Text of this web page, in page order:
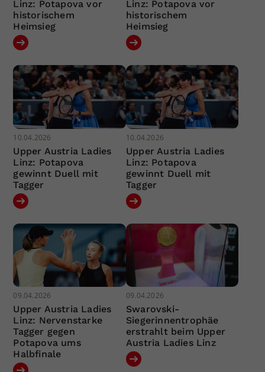
Linz: Potapova vor
historischem
Heimsieg
Linz: Potapova vor
historischem
Heimsieg
10.04.2026
Upper Austria Ladies
Linz: Potapova
gewinnt Duell mit
Tagger
10.04.2026
Upper Austria Ladies
Linz: Potapova
gewinnt Duell mit
Tagger
09.04.2026
Upper Austria Ladies
Linz: Nervenstarke
Tagger gegen
Potapova ums
Halbfinale
09.04.2026
Swarovski-
Siegerinnentrophäe
erstrahlt beim Upper
Austria Ladies Linz